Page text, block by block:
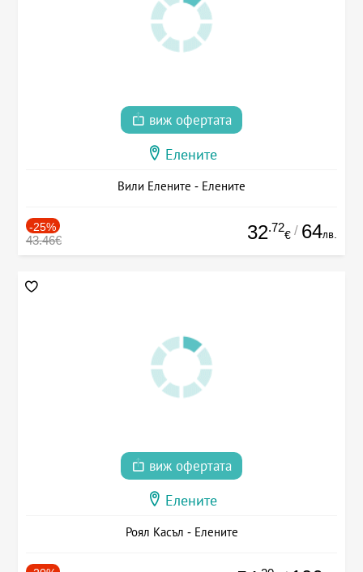
виж офертата
Елените
Вили Елените - Елените
-25%
43.46€ 32.72
€ / 64лв.
виж офертата
Елените
Роял Касъл - Елените